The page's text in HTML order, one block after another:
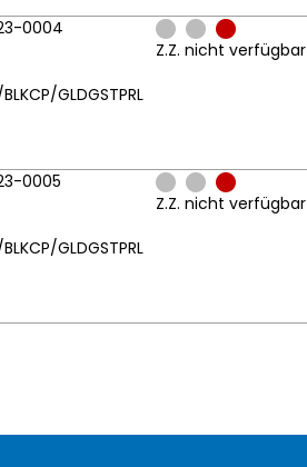
0004
GLDGSTPRL
Z.Z. nicht verfügbar
0005
GLDGSTPRL
Z.Z. nicht verfügbar